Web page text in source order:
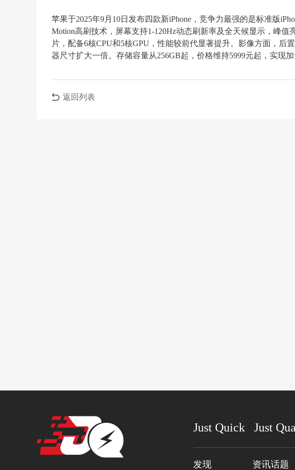
苹果于2025年9月10日发布四款新iPhone，竞争力最强的是标准版
Motion高刷技术，屏幕支持1-120Hz动态刷新率及全天候显示，峰值
片，配备6核CPU和5核GPU，性能较前代显著提升。影像方面，后
器尺寸扩大一倍。存储容量从256GB起，价格维持5999元起，实现加
返回列表
Just Quick Just
发现 资讯话题